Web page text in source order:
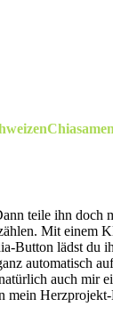
Chiasamen
teile ihn doch
Mit einem
Button lädst du
automatisch
auch mir
mein